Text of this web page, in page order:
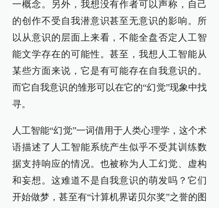
一概念。另外，我想没有作者可以声称，自己
的创作不受自我潜意识甚至无意识的影响。所
以从意识的层面上来看，不能全盘否定人工智
能文学存在的可能性。甚至，我想人工智能从
某些方面来说，它是有可能存在自我意识的。
而它自我意识的雏形可以在它的“幻觉”现象中找
寻。
人工智能“幻觉”一词借用于人类心理学，这个术
语描述了人工智能系统产生似乎不受其训练数
据支持响应的情况。也被称为人工幻觉、虚构
和妄想。这难道不是自我意识的萌发吗？它们
开始做梦，甚至有“计算机界诺贝尔奖”之誉的图